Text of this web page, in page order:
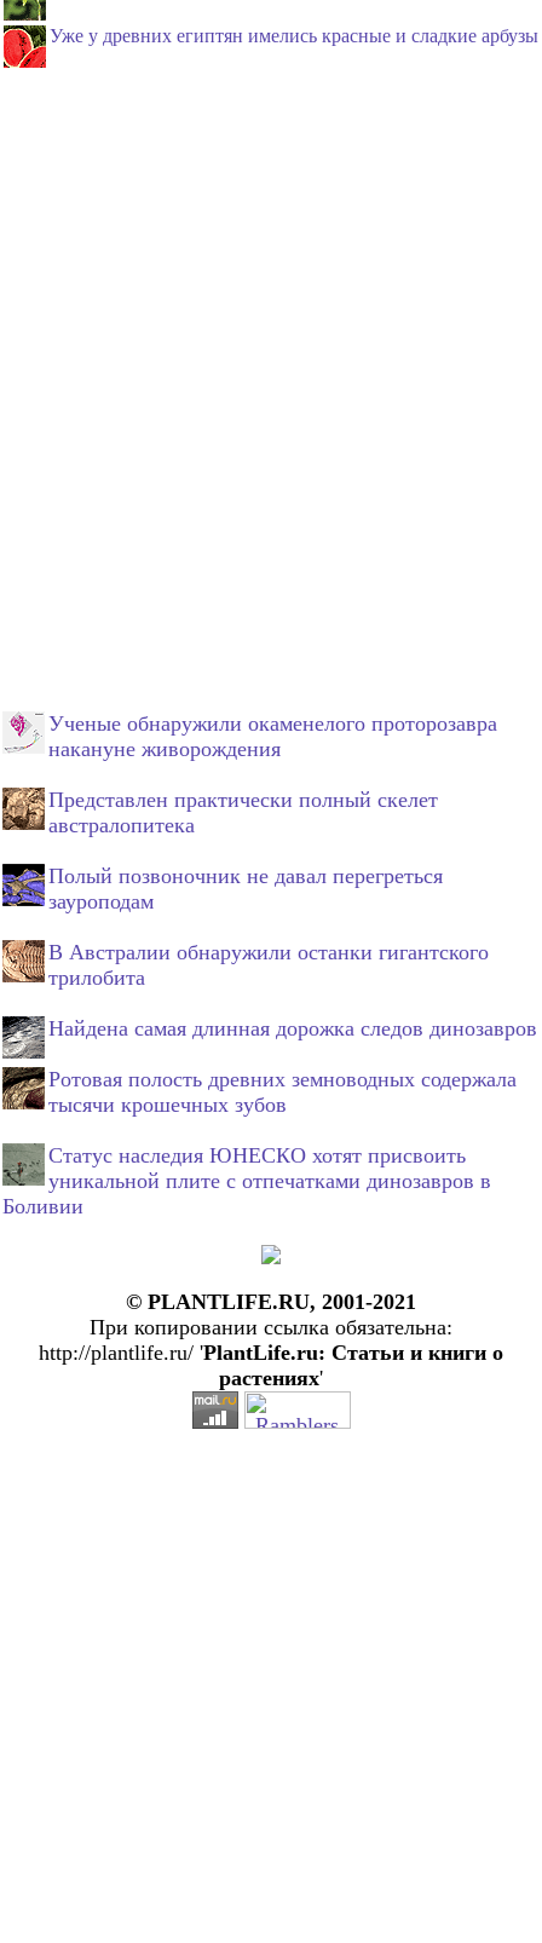
Уже у древних египтян имелись красные и сладкие арбузы
Ученые обнаружили окаменелого проторозавра
накануне живорождения
Представлен практически полный скелет
австралопитека
Полый позвоночник не давал перегреться
зауроподам
В Австралии обнаружили останки гигантского
трилобита
Найдена самая длинная дорожка следов динозавров
Ротовая полость древних земноводных содержала
тысячи крошечных зубов
Статус наследия ЮНЕСКО хотят присвоить
уникальной плите с отпечатками динозавров в
Боливии
© PLANTLIFE.RU, 2001-2021
При копировании ссылка обязательна:
http://plantlife.ru/ 'PlantLife.ru: Статьи и книги о
растениях'